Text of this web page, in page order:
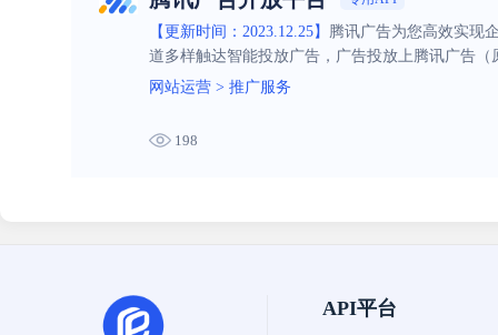
【更新时间：2023.12.25】 腾讯广告为您高效实现
道多样触达智能投放广告，广告投放上腾讯广告（
网站运营 > 推广服务
198
API平台